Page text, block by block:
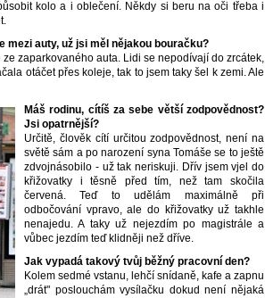
kolo a i oblečení. Někdy si beru na oči třeba i
mezi auty, už jsi měl nějakou bouračku?
zaparkovaného auta. Lidi se nepodívají do zrcátek,
otáčet přes koleje, tak to jsem taky šel k zemi. Ale
Máš rodinu, cítíš za sebe větší zodpovědnost?
Jsi opatrnější?
Určitě, člověk cítí určitou zodpovědnost, není na
světě sám a po narození syna Tomáše se to ještě
zdvojnásobilo - už tak neriskuji. Dřív jsem vjel do
křižovatky i těsně před tím, než tam skočila
červená. Teď to udělám maximálně při
odbočování vpravo, ale do křižovatky už takhle
nenajedu. A taky už nejezdím po magistrále a
vůbec jezdím teď klidněji než dříve.
Jak vypadá takový tvůj běžný pracovní den?
Kolem sedmé vstanu, lehčí snídaně, kafe a zapnu
„drát" poslouchám vysílačku dokud není nějaká